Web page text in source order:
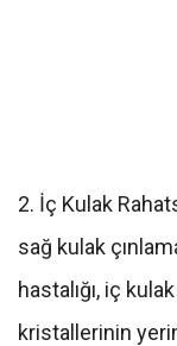
2. İç Kulak
sağ kulak
hastalığı, iç
kristallerinin